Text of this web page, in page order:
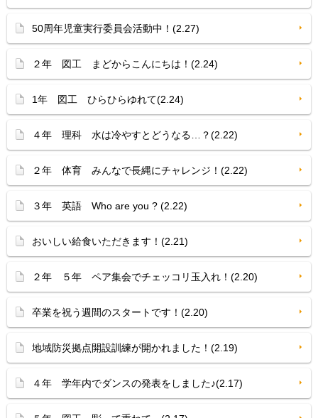
50周年児童実行委員会活動中！(2.27)
２年 図工 まどからこんにちは！(2.24)
1年 図工 ひらひらゆれて(2.24)
４年 理科 水は冷やすとどうなる…？(2.22)
２年 体育 みんなで長縄にチャレンジ！(2.22)
３年 英語 Who are you ? (2.22)
おいしい給食いただきます！(2.21)
２年 ５年 ペア集会でチェッコリ玉入れ！(2.20)
卒業を祝う週間のスタートです！(2.20)
地域防災拠点開設訓練が開かれました！(2.19)
４年 学年内でダンスの発表をしました♪(2.17)